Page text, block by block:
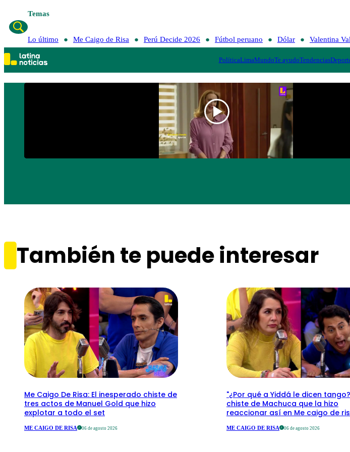
Temas
Lo último Me Caigo de Risa Perú Decide 2026 Fútbol peruano Dólar Valentina
PolíticaLimaMundoTe ayudoTendencias
También te puede interesar
Me Caigo De Risa: El inesperado chiste de
tres actos de Manuel Gold que hizo
explotar a todo el set
ME CAIGO DE RISA 06 de agosto 2026
"¿Por qué a Yiddá le dicen
chiste de Machuca que la hizo
reaccionar así en Me caigo de
ME CAIGO DE RISA 06 de agosto 2026